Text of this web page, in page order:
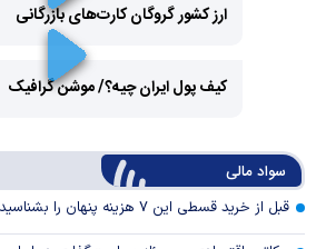
ارز کشور گروگان کارت‌های بازرگانی
کیف پول ایران چیه؟/ موشن گرافیک
سواد مالی
قبل از خرید قسطی این ۷ هزینه پنهان را بشناسید